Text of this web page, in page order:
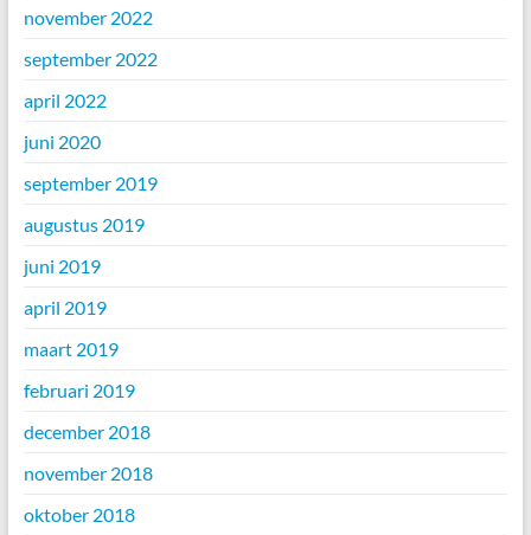
november 2022
september 2022
april 2022
juni 2020
september 2019
augustus 2019
juni 2019
april 2019
maart 2019
februari 2019
december 2018
november 2018
oktober 2018